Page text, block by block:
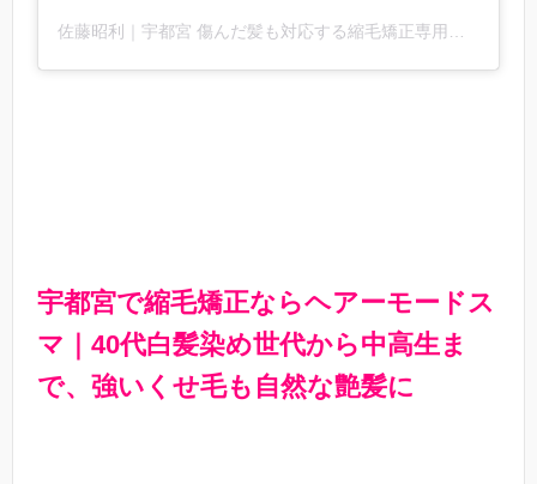
宇都宮で縮毛矯正ならヘアーモードス
マ｜40代白髪染め世代から中高生ま
で、強いくせ毛も自然な艶髪に